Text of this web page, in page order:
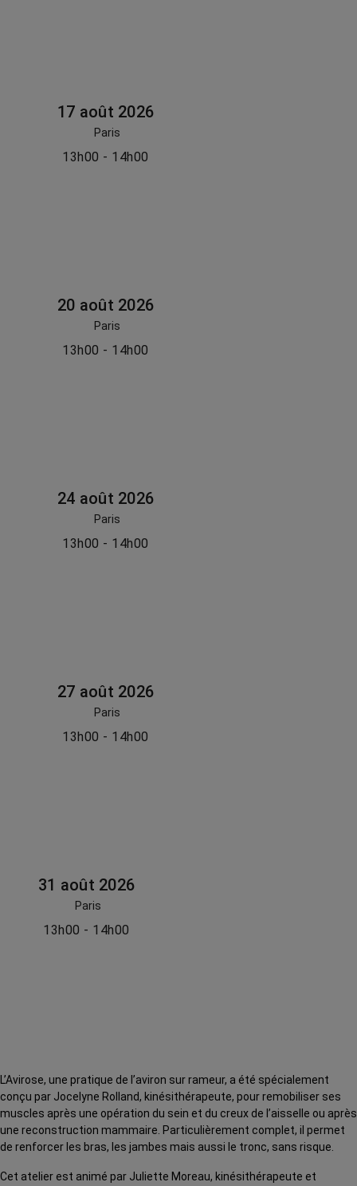
17 août 2026
Paris
13h00 - 14h00
20 août 2026
Paris
13h00 - 14h00
24 août 2026
Paris
13h00 - 14h00
27 août 2026
Paris
13h00 - 14h00
31 août 2026
Paris
13h00 - 14h00
L’Avirose, une pratique de l’aviron sur rameur, a été spécialement
conçu par Jocelyne Rolland, kinésithérapeute, pour remobiliser ses
muscles après une opération du sein et du creux de l’aisselle ou après
une reconstruction mammaire. Particulièrement complet, il permet
de renforcer les bras, les jambes mais aussi le tronc, sans risque.
Cet atelier est animé par Juliette Moreau, kinésithérapeute et